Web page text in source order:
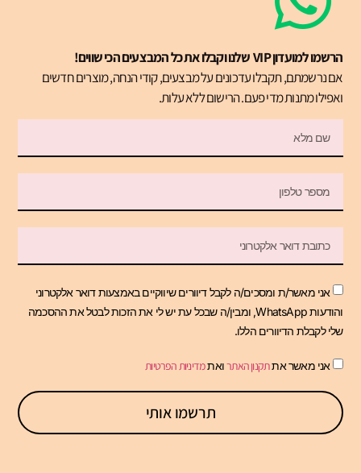
הרשמו למועדון VIP שלנו וקבלו את כל המבצעים הכי שווים!
אם נרשמתם, תקבלו עדכונים על מבצעים, קודי הנחה, מוצרים חדשים
ואפילו מתנות מדי פעם. הרישום ללא עלות.
אני מאשר/ת ומסכים/ה לקבל דיוורים שיווקיים באמצעות דואר אלקטרוני
והודעות WhatsApp, ומבין/ה שבכל עת יש לי את הזכות לבטל את ההסכמה
שלי לקבלת הדיוורים הללו.
אני מאשר אתתקנון האתרואתמדיניות הפרטיות
תרשמו אותי